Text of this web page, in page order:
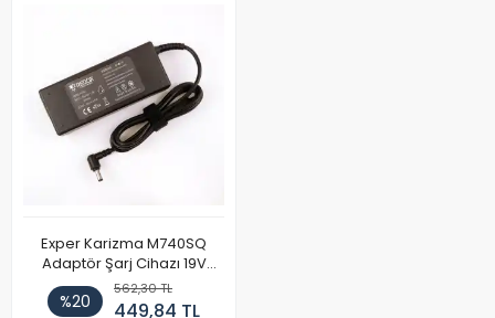
Exper Karizma M740SQ
Adaptör Şarj Cihazı 19V
4.74A
%20
562,30 TL
449,84 TL